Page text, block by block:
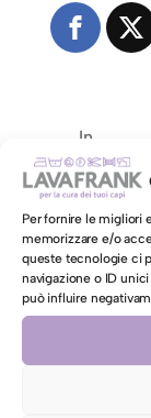
Per fornire le migliori
memorizzare e/o
queste tecnologie ci
navigazione o ID
può influire
In